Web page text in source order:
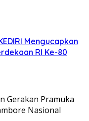
Mengucapkan
RI Ke-80
Gerakan Pramuka
Nasional